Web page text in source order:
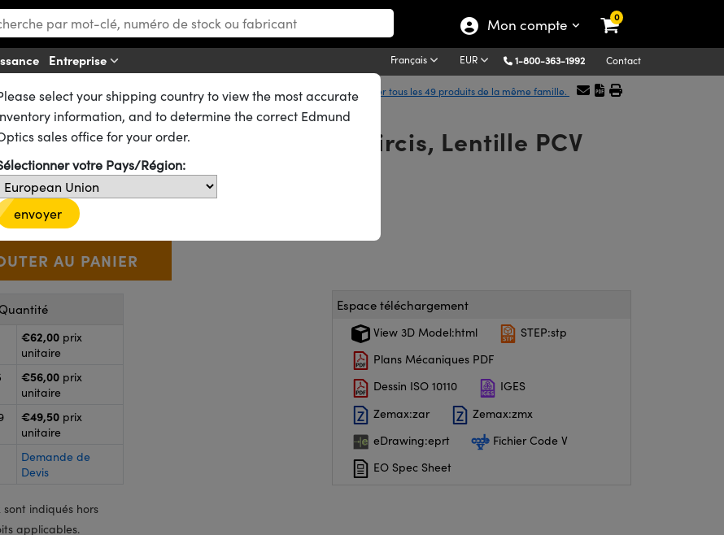
Mon compte 0
Entreprise Français EUR 1-800-363-1992 Contact
Lentilles Plan-Concaves (PCV)
Afficher tous les 49 produits de la même famille.
Distance Focal, NIR I bords noircis, Lentille PCV
537-INK CONTACT D’autres traitements
the plus and minus buttons to adjust the quantity.
+ €62,00
€62,00 prix
unitaire
€56,00 prix
unitaire
€49,50 prix
unitaire
Demande de
Devis
sont indiqués hors
applicables.
Espace téléchargement
View 3D Model:html
STEP:stp
Plans Mécaniques PDF
Dessin ISO 10110
IGES
Zemax:zar
Zemax:zmx
eDrawing:eprt
Fichier Code V
EO Spec Sheet
select your shipping country to view the most accurate
information, and to determine the correct Edmund
sales office for your order.
votre Pays/Région:
envoyer